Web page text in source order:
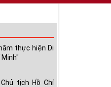
thực hiện Di
tịch Hồ Chí